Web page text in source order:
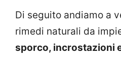
Di seguito andiamo a
rimedi naturali da
sporco, incrostazioni